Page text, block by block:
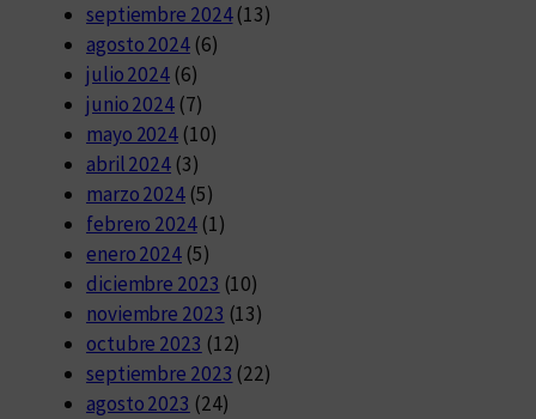
septiembre 2024(13)
agosto 2024(6)
julio 2024 (6)
junio 2024 (7)
mayo 2024 (10)
abril 2024 (3)
marzo 2024 (5)
febrero 2024(1)
enero 2024 (5)
diciembre 2023 (10)
noviembre 2023 (13)
octubre 2023 (12)
septiembre 2023 (22)
agosto 2023 (24)